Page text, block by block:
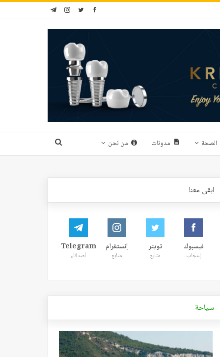
الصحة مدونات من نحن
ابقى معنا
فيسبوك
إعجاب
تويتر
متابع
إنستغرام
متابع
Telegram
أصدقاء
سياحة